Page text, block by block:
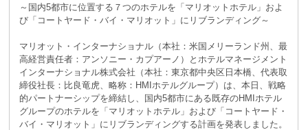
～国内5都市に位置する７つのホテルを「マリオットホテル」およ
び「コートヤード・バイ・マリオット」にリブランディング～
マリオット・インターナショナル（本社：米国メリーランド州、最
高経営責任者：アンソニー・カプアーノ）とホテルマネージメント
インターナショナル株式会社（本社：東京都中央区日本橋、代表取
締役社長：比良竜虎、略称：HMIホテルグループ）は、本日、戦略
的パートナーシップを締結し、国内5都市にある既存のHMIホテル
グループのホテルを「マリオットホテル」および「コートヤード・
バイ・マリオット」にリブランディングする計画を発表しました。